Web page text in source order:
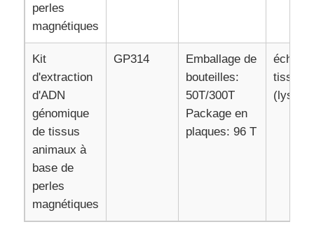
Contrôle de qualité
Nous contacter
Nouvelles
extraction d'acides nucléiques par perles magnétiques
perles
magnétiques
Kit
d'extraction
d'ADN
génomique
de tissus
animaux à
base de
perles
magnétiques
GP314
Emballage de
bouteilles:
50T/300T
Package en
plaques: 96 T
tissus
(lysie